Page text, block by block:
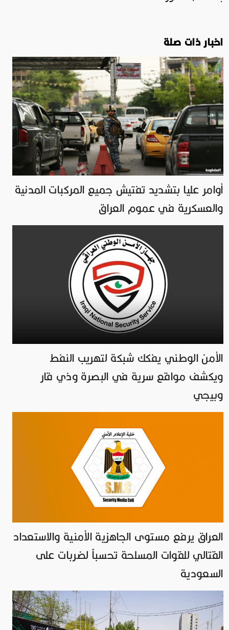
اخبار ذات صلة
أوامر عليا بتشديد تفتيش جميع المركبات المدنية
والعسكرية في عموم العراق
الأمن الوطني يفكك شبكة لتهريب النفط
ويكشف مواقع سرية في البصرة وذي قار
وبيجي
العراق يرفع مستوى الجاهزية الأمنية والاستعداد
القتالي للقوات المسلحة تحسباً لضربات على
السعودية